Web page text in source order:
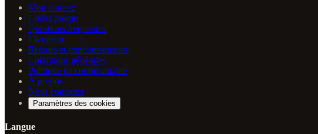
Mon compte
Codes promo
Questions fréquentes
Livraison
Retours et remboursements
Conditions générales
Politique de confidentialité
À propos
Nous contacter
Paramètres des cookies
Langue